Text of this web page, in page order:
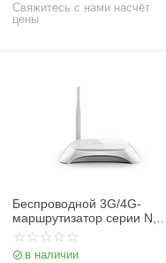
Свяжитесь с нами насчёт
цены
Беспроводной 3G/4G-
маршрутизатор серии N,
скорость до 150 Мбит/с TL-
MR3220
в наличии